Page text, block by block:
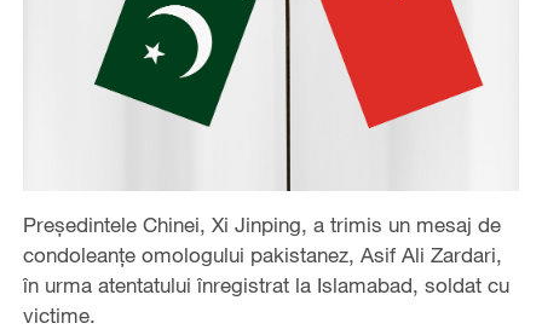
Președintele Chinei, Xi Jinping, a trimis un mesaj de
condoleanțe omologului pakistanez, Asif Ali Zardari,
în urma atentatului înregistrat la Islamabad, soldat cu
victime.